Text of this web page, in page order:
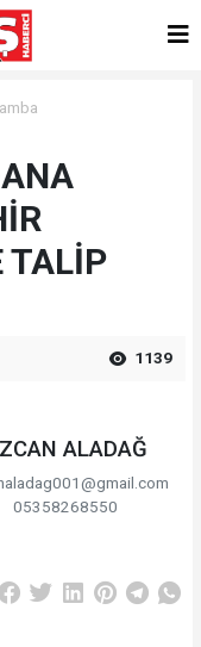
TALİP
1139
ALADAĞ
05358268550